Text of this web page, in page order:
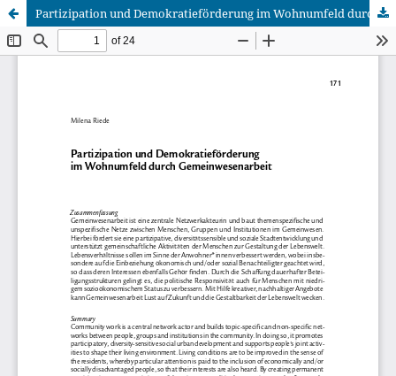
Partizipation und Demokratieförderung im Wohnumfeld durch Gemeinwesenarbeit